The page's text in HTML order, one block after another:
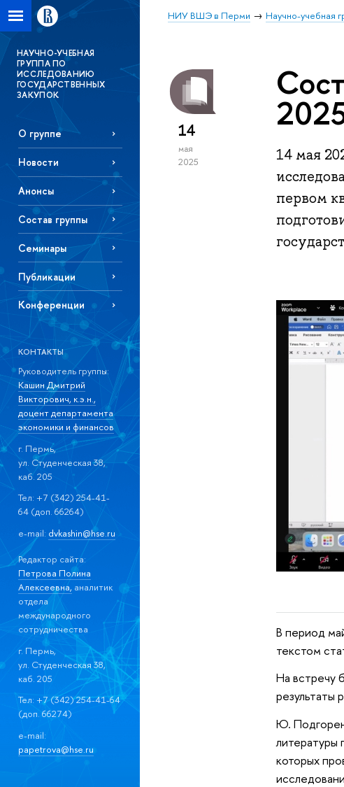
НИУ ВШЭ в Перми Научно-учебная
НАУЧНО-УЧЕБНАЯ
ГРУППА ПО
ИССЛЕДОВАНИЮ
ГОСУДАРСТВЕННЫХ
ЗАКУПОК
О группе
Новости
Анонсы
Состав группы
Семинары
Публикации
Конференции
КОНТАКТЫ
Руководитель группы:
Кашин Дмитрий
Викторович, к.э.н.,
доцент департамента
экономики и финансов
г. Пермь,
ул. Студенческая 38,
каб. 205
Тел: +7 (342) 254-41-
64 (доп. 66264)
e-mail: dvkashin@hse.ru
Редактор сайта:
Петрова Полина
Алексеевна,аналитик
отдела
международного
сотрудничества
г. Пермь,
ул. Студенческая 38,
каб. 205
Тел: +7 (342) 254-41-64
(доп. 66274)
e-mail:
papetrova@hse.ru
14
мая
2025
14 мая
первом
В период
текстом
На встречу
результаты
Ю.
литературы
которых